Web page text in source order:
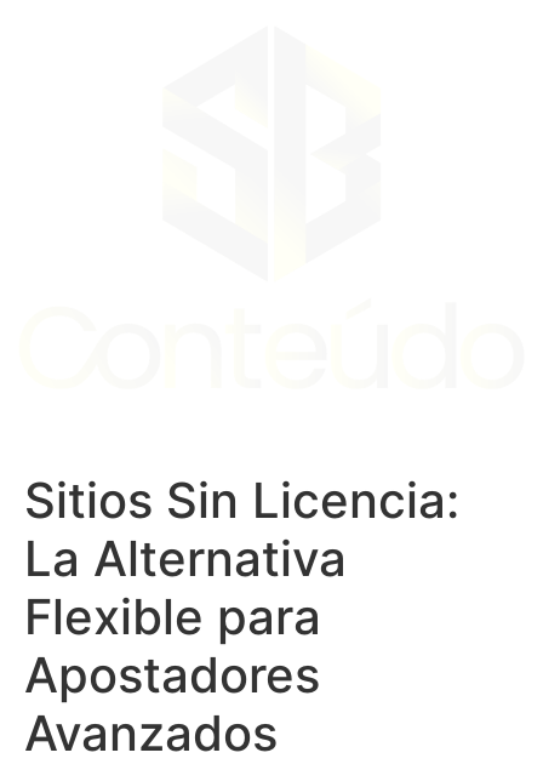
Sitios Sin Licencia:
La Alternativa
Flexible para
Apostadores
Avanzados